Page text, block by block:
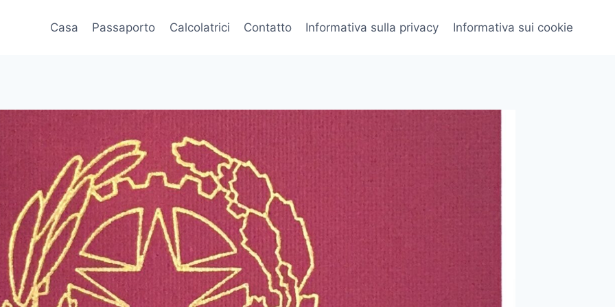
Casa Passaporto Calcolatrici Contatto Informativa sulla privacy Informativa sui cookie